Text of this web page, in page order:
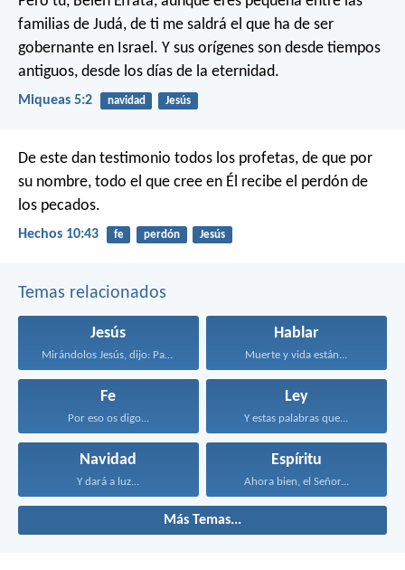
familias de Judá, de ti me saldrá el que ha de ser
gobernante en Israel. Y sus orígenes son desde tiempos
antiguos, desde los días de la eternidad.
Miqueas 5:2 navidad Jesús
De este dan testimonio todos los profetas, de que por
su nombre, todo el que cree en Él recibe el perdón de
los pecados.
Hechos 10:43 fe perdón Jesús
Temas relacionados
Jesús
Mirándolos Jesús, dijo: Para...
Hablar
Muerte y vida están...
Fe
Por eso os digo...
Ley
Y estas palabras que...
Navidad
Y dará a luz...
Espíritu
Ahora bien, el Señor...
Más Temas...